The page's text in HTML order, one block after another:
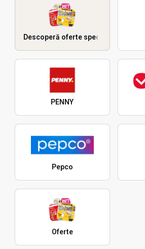
Descoperă oferte speciale
PENNY
Pepco
Oferte